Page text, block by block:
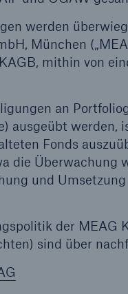
werden
München
mithin von
an
ausgeübt werden,
Fonds
die Überwachung
und
der MEAG
sind über
Fakten
CLARA
der BU-
50